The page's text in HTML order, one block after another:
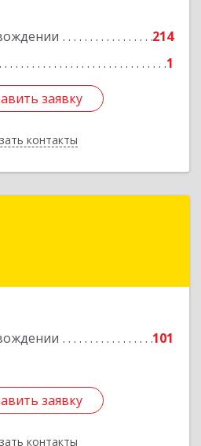
214
1
заявку
контакты
заявку
Назад
101
заявку
контакты
обл, Великие Луки г,
заявку
Назад